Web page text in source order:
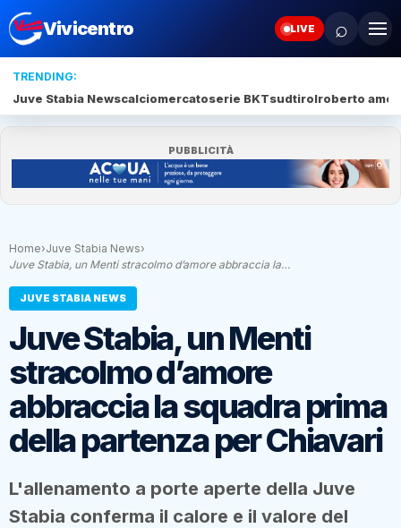
Vivicentro LIVE ⌕
TRENDING:
Juve Stabia Newscalciomercatoserie BKTsudtirolroberto
PUBBLICITÀ
Home›Juve Stabia News›
Juve Stabia, un Menti stracolmo d’amore abbraccia la…
JUVE STABIA NEWS
Juve Stabia, un Menti
stracolmo d’amore
abbraccia la squadra prima
della partenza per Chiavari
L'allenamento a porte aperte della Juve
Stabia conferma il calore e il valore del